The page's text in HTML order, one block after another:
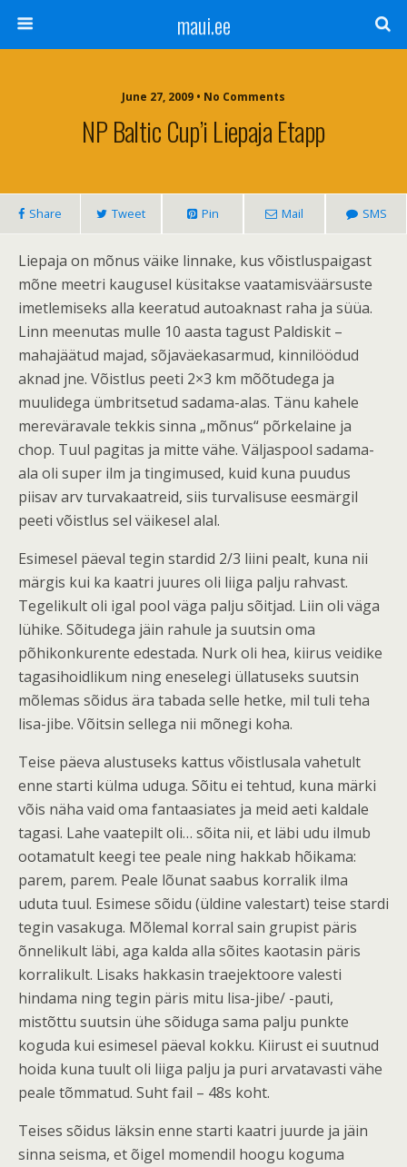
maui.ee
June 27, 2009 • No Comments
NP Baltic Cup’i Liepaja Etapp
Share Tweet Pin Mail SMS
Liepaja on mõnus väike linnake, kus võistluspaigast
mõne meetri kaugusel küsitakse vaatamisväärsuste
imetlemiseks alla keeratud autoaknast raha ja süüa.
Linn meenutas mulle 10 aasta tagust Paldiskit –
mahajäätud majad, sõjaväekasarmud, kinnilöödud
aknad jne. Võistlus peeti 2×3 km mõõtudega ja
muulidega ümbritsetud sadama-alas. Tänu kahele
mereväravale tekkis sinna „mõnus“ põrkelaine ja
chop. Tuul pagitas ja mitte vähe. Väljaspool sadama-
ala oli super ilm ja tingimused, kuid kuna puudus
piisav arv turvakaatreid, siis turvalisuse eesmärgil
peeti võistlus sel väikesel alal.
Esimesel päeval tegin stardid 2/3 liini pealt, kuna nii
märgis kui ka kaatri juures oli liiga palju rahvast.
Tegelikult oli igal pool väga palju sõitjad. Liin oli väga
lühike. Sõitudega jäin rahule ja suutsin oma
põhikonkurente edestada. Nurk oli hea, kiirus veidike
tagasihoidlikum ning eneselegi üllatuseks suutsin
mõlemas sõidus ära tabada selle hetke, mil tuli teha
lisa-jibe. Võitsin sellega nii mõnegi koha.
Teise päeva alustuseks kattus võistlusala vahetult
enne starti külma uduga. Sõitu ei tehtud, kuna märki
võis näha vaid oma fantaasiates ja meid aeti kaldale
tagasi. Lahe vaatepilt oli… sõita nii, et läbi udu ilmub
ootamatult keegi tee peale ning hakkab hõikama:
parem, parem. Peale lõunat saabus korralik ilma
uduta tuul. Esimese sõidu (üldine valestart) teise stardi
tegin vasakuga. Mõlemal korral sain grupist päris
õnnelikult läbi, aga kalda alla sõites kaotasin päris
korralikult. Lisaks hakkasin traejektoore valesti
hindama ning tegin päris mitu lisa-jibe/ -pauti,
mistõttu suutsin ühe sõiduga sama palju punkte
koguda kui esimesel päeval kokku. Kiirust ei suutnud
hoida kuna tuult oli liiga palju ja puri arvatavasti vähe
peale tõmmatud. Suht fail – 48s koht.
Teises sõidus läksin enne starti kaatri juurde ja jäin
sinna seisma, et õigel momendil hoogu koguma